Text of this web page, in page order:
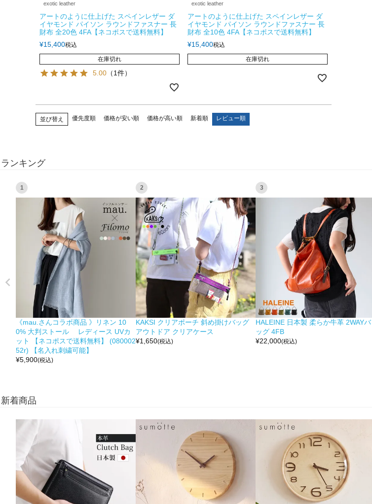
exotic leather
アートのように仕上げた スペインレザー ダ
イヤモンド パイソン ラウンドファスナー 長
財布 全20色 4FA【ネコポスで送料無料】
¥15,400税込
在庫切れ
5.00 （1件）
exotic leather
アートのように仕上げた スペインレザー ダ
イヤモンド パイソン ラウンドファスナー 長
財布 全10色 4FA【ネコポスで送料無料】
¥15,400税込
在庫切れ
並び替え 優先度順 価格が安い順 価格が高い順 新着順 レビュー順
ランキング
1
《mau.さんコラボ商品 》リネン 10
0% 大判ストール レディース UVカ
ット 【ネコポスで送料無料】 (080002
52r) 【名入れ刺繍可能】
¥5,900(税込)
2
KAKSI クリアポーチ 斜め掛けバッグ
アウトドア クリアケース
¥1,650(税込)
3
HALEINE 日本製 柔らか牛革 2WAYバ
ッグ 4FB
¥22,000(税込)
新着商品